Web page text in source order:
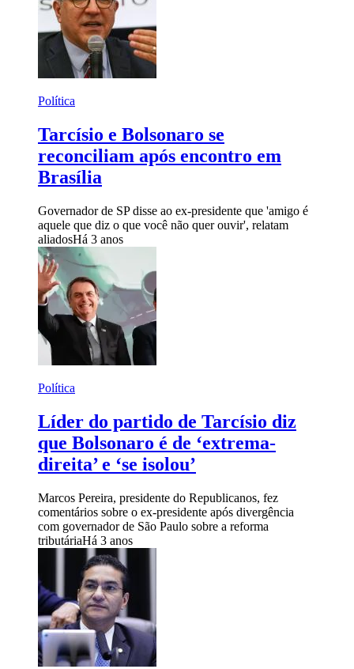
Política
Tarcísio e Bolsonaro se
reconciliam após encontro em
Brasília
Governador de SP disse ao ex-presidente que 'amigo é
aquele que diz o que você não quer ouvir', relatam
aliadosHá 3 anos
Política
Líder do partido de Tarcísio diz
que Bolsonaro é de ‘extrema-
direita’ e ‘se isolou’
Marcos Pereira, presidente do Republicanos, fez
comentários sobre o ex-presidente após divergência
com governador de São Paulo sobre a reforma
tributáriaHá 3 anos